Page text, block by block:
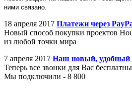
ними связано.
18 апреля 2017 Платежи через
Новый способ покупки проектов
из любой точки мира
7 апреля 2017 Наш новый, удобный
Теперь все звонки для Вас
Мы подключили - 8 800